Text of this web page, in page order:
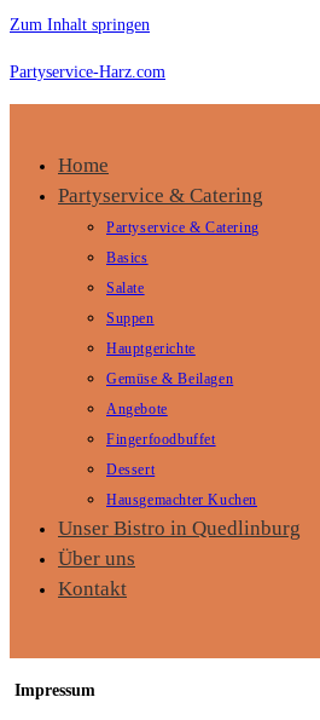
Zum Inhalt springen
Partyservice-Harz.com
Home
Partyservice & Catering
Partyservice & Catering
Basics
Salate
Suppen
Hauptgerichte
Gemüse & Beilagen
Angebote
Fingerfoodbuffet
Dessert
Hausgemachter Kuchen
Unser Bistro in Quedlinburg
Über uns
Kontakt
Impressum